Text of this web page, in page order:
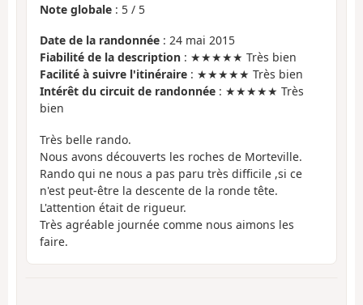
Note globale : 5 / 5
Date de la randonnée : 24 mai 2015
Fiabilité de la description : ★★★★★ Très bien
Facilité à suivre l'itinéraire : ★★★★★ Très bien
Intérêt du circuit de randonnée : ★★★★★ Très
bien
Très belle rando.
Nous avons découverts les roches de Morteville.
Rando qui ne nous a pas paru très difficile ,si ce
n'est peut-être la descente de la ronde tête.
L'attention était de rigueur.
Très agréable journée comme nous aimons les
faire.